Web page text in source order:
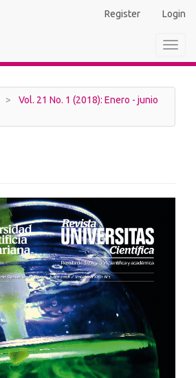
Register Login
Vol. 21 No. 1 (2018): Enero - junio